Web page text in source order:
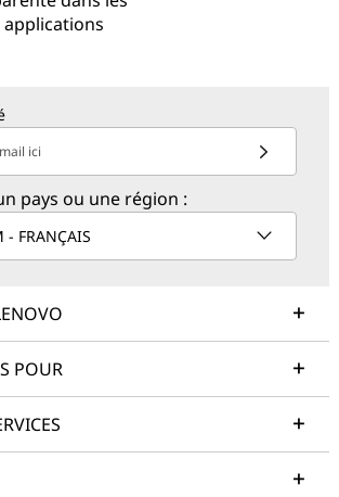
applications
ici
pays ou une région :
- FRANÇAIS
POUR